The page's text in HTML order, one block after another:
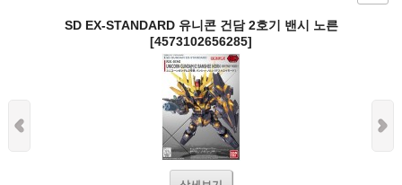
SD EX-STANDARD 유니콘 건담 2호기 밴시 노른
[4573102656285]